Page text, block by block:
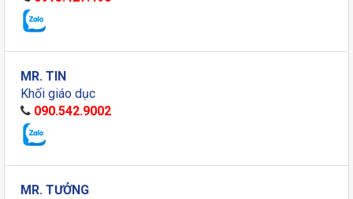
MR. TIN
Khối giáo dục
090.542.9002
MR. TƯỞNG